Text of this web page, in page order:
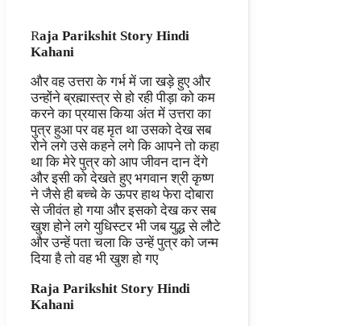
Raja Parikshit Story Hindi
Kahani
और वह उत्तरा के गर्भ में जा खड़े हुए और
उन्होंने ब्रह्मास्त्र से हो रही पीड़ा को कम
करने का प्रयास किया अंत में उत्तरा का
पुत्र हुआ पर वह मृत था उसको देख सब
रोने लगे उसे कहने लगे कि आपने तो कहा
था कि मेरे पुत्र को आप जीवन दान देंगे
और इसी को देखते हुए भगवान श्री कृष्ण
ने जैसे ही बच्चे के ऊपर हाथ फेरा दोबारा
से जीवंत हो गया और इसको देख कर सब
खुश होने लगे युधिस्टर भी जब युद्ध से लौटे
और उन्हें पता चला कि उन्हें पुत्र को जन्म
दिया है तो वह भी खुश हो गए
Raja Parikshit Story Hindi
Kahani